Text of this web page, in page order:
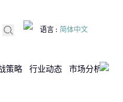
策略 行业动态 市场分析
语言 : 简体中文